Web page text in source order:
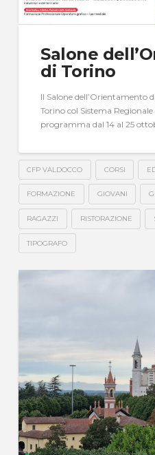
Salone
di Torino
Il Salone dell’Orientamento
Torino col Sistema
programma dal 14 al 25
CFP VALDOCCO CORSI
FORMAZIONE GIOVANI
RAGAZZI RISTORAZIONE
TIPOGRAFO